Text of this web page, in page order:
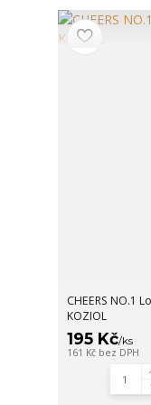
CHEERS NO.1
KOZIOL
195 Kč/ks
161 Kč bez DPH